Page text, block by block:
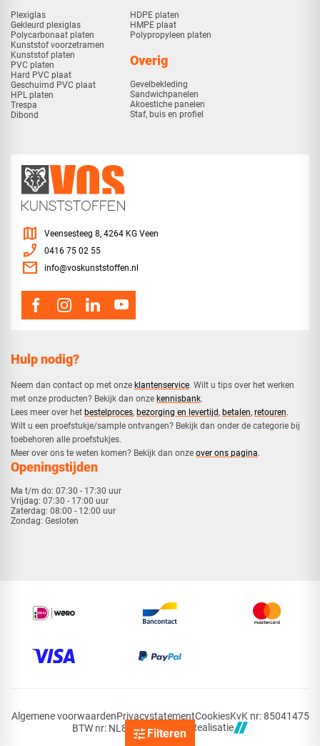
Filteren
Plexiglas
Gekleurd plexiglas
Polycarbonaat platen
Kunststof voorzetramen
Kunststof platen
PVC platen
Hard PVC plaat
Geschuimd PVC plaat
HPL platen
Trespa
Dibond
HDPE platen
HMPE plaat
Polypropyleen platen
Overig
Gevelbekleding
Sandwichpanelen
Akoestiche panelen
Staf, buis en profiel
Hulp nodig?
Neem dan contact op met onze klantenservice. Wilt u tips over het werken
met onze producten? Bekijk dan onze kennisbank.
​Lees meer over het bestelproces, bezorging en levertijd, betalen, retouren.​
​Wilt u een proefstukje/sample ontvangen? Bekijk dan onder de categorie bij
toebehoren alle proefstukjes.
​​Meer over ons te weten komen? Bekijk dan onze over ons pagina.
Openingstijden
Ma t/m do: 07:30 - 17:30 uur
Vrijdag: 07:30 - 17:00 uur
Zaterdag: 08:00 - 12:00 uur
Zondag: Gesloten
map Veensesteeg 8, 4264 KG Veen
phone_enabled 0416 75 02 55
mail info@voskunststoffen.nl
Algemene voorwaardenPrivacystatementCookiesKvK nr: 85041475
BTW nr: NL863483902B01
Realisatie